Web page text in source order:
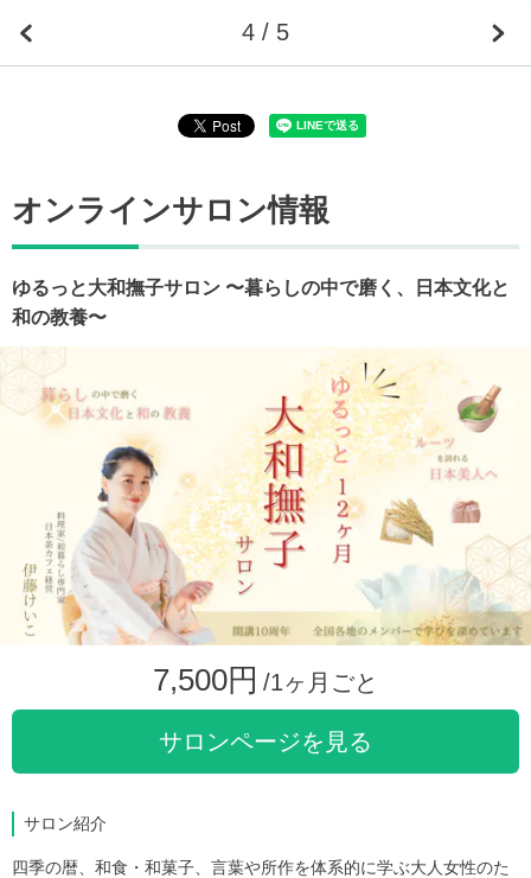
4 / 5
オンラインサロン情報
ゆるっと大和撫子サロン 〜暮らしの中で磨く、日本文化と
和の教養〜
7,500円 /1ヶ月ごと
サロンページを見る
サロン紹介
四季の暦、和食・和菓子、言葉や所作を体系的に学ぶ大人女性のた